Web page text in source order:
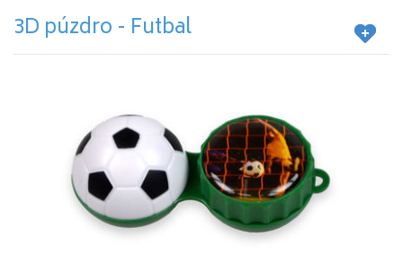
3D púzdro - Futbal